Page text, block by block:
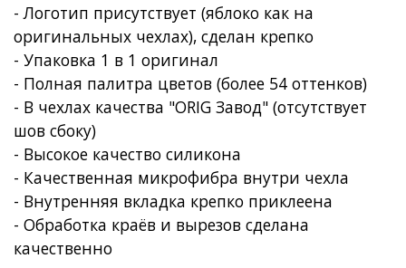
- Логотип присутствует (яблоко как на
оригинальных чехлах), сделан крепко
- Упаковка 1 в 1 оригинал
- Полная палитра цветов (более 54 оттенков)
- В чехлах качества "ORIG Завод" (отсутствует
шов сбоку)
- Высокое качество силикона
- Качественная микрофибра внутри чехла
- Внутренняя вкладка крепко приклеена
- Обработка краёв и вырезов сделана
качественно